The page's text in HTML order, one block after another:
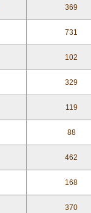
369
731
102
329
119
88
462
168
370